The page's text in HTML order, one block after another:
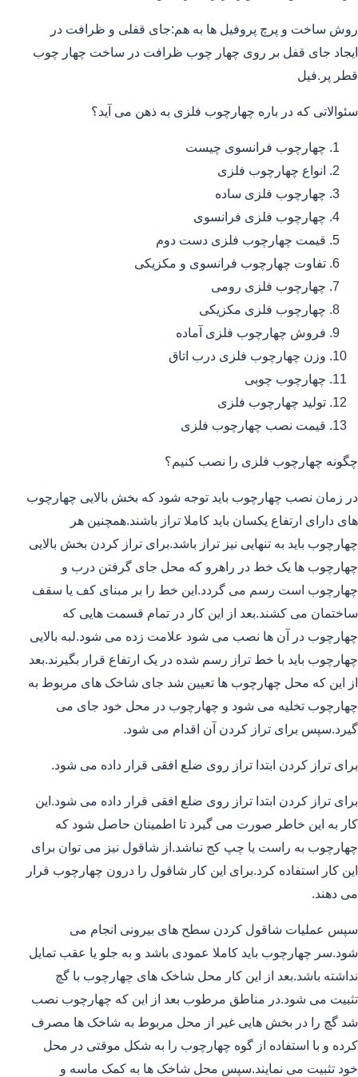
روش ساخت و پرچ پروفیل ها به هم:جای قفلی و ظرافت در
ایجاد جای قفل بر روی چهار چوب ظرافت در ساخت چهار چوب
قطر پر.فیل
سئوالاتی که در باره چهارچوب فلزی به ذهن می آید؟
چهارچوب فرانسوی چیست
انواع چهارچوب فلزی
چهارچوب فلزی ساده
چهارچوب فلزی فرانسوی
قیمت چهارچوب فلزی دست دوم
تفاوت چهارچوب فرانسوی و مکزیکی
چهارچوب فلزی رومی
چهارچوب فلزی مکزیکی
فروش چهارچوب فلزی آماده
وزن چهارچوب فلزی درب اتاق
چهارچوب چوبی
تولید چهارچوب فلزی
قیمت نصب چهارچوب فلزی
چگونه چهارچوب فلزی را نصب کنیم؟
در زمان نصب چهارچوب باید توجه شود که بخش بالایی چهارچوب
های دارای ارتفاع یکسان باید کاملا تراز باشند.همچنین هر
چهارچوب باید به تنهایی نیز تراز باشد.برای تراز کردن بخش بالایی
چهارچوب ها یک خط در راهرو که محل جای گرفتن درب و
چهارچوب است رسم می گردد.این خط را بر مبنای کف یا سقف
ساختمان می کشند.بعد از این کار در تمام قسمت هایی که
چهارچوب در آن ها نصب می شود علامت زده می شود.لبه بالایی
چهارچوب باید با خط تراز رسم شده در یک ارتفاع قرار بگیرند.بعد
از این که محل چهارچوب ها تعیین شد جای شاخک های مربوط به
چهارچوب تخلیه می شود و چهارچوب در محل خود جای می
گیرد.سپس برای تراز کردن آن اقدام می شود.
برای تراز کردن ابتدا تراز روی ضلع افقی قرار داده می شود.
برای تراز کردن ابتدا تراز روی ضلع افقی قرار داده می شود.این
کار به این خاطر صورت می گیرد تا اطمینان حاصل شود که
چهارچوب به راست یا چپ کج نباشد.از شاقول نیز می توان برای
این کار استفاده کرد.برای این کار شاقول را درون چهارچوب قرار
می دهند.
سپس عملیات شاقول کردن سطح های بیرونی انجام می
شود.سر چهارچوب باید کاملا عمودی باشد و به جلو یا عقب تمایل
نداشته باشد.بعد از این کار محل شاخک های چهارچوب با گچ
تثبیت می شود.در مناطق مرطوب بعد از این که چهارچوب نصب
شد گچ را در بخش هایی غیر از محل مربوط به شاخک ها مصرف
کرده و با استفاده از گوه چهارچوب را به شکل موقتی در محل
خود تثبیت می نمایند.سپس محل شاخک ها به کمک ماسه و